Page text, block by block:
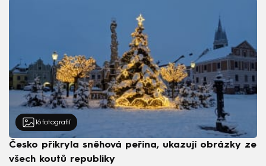
16 fotografií
Česko přikryla sněhová peřina, ukazují obrázky ze
všech koutů republiky